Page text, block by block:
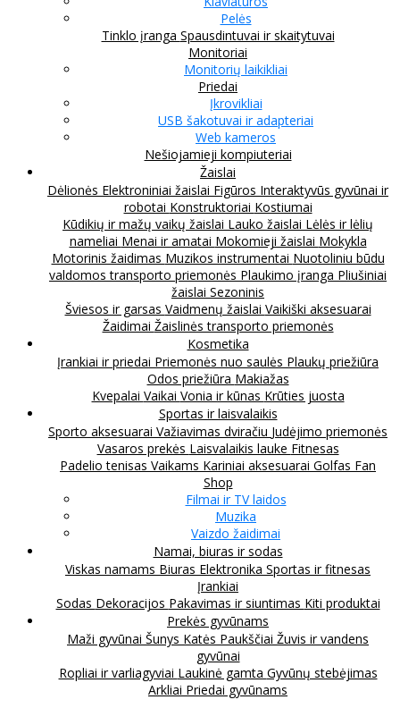
Pelės
Tinklo įranga Spausdintuvai ir skaitytuvai
Monitoriai
Monitorių laikikliai
Priedai
Įkrovikliai
USB šakotuvai ir adapteriai
Web kameros
Nešiojamieji kompiuteriai
Žaislai
Dėlionės Elektroniniai žaislai Figūros Interaktyvūs gyvūnai ir
robotai Konstruktoriai Kostiumai
Kūdikių ir mažų vaikų žaislai Lauko žaislai Lėlės ir lėlių
nameliai Menai ir amatai Mokomieji žaislai Mokykla
Motorinis žaidimas Muzikos instrumentai Nuotoliniu būdu
valdomos transporto priemonės Plaukimo įranga Pliušiniai
žaislai Sezoninis
Šviesos ir garsas Vaidmenų žaislai Vaikiški aksesuarai
Žaidimai Žaislinės transporto priemonės
Kosmetika
Įrankiai ir priedai Priemonės nuo saulės Plaukų priežiūra
Odos priežiūra Makiažas
Kvepalai Vaikai Vonia ir kūnas Krūties juosta
Sportas ir laisvalaikis
Sporto aksesuarai Važiavimas dviračiu Judėjimo priemonės
Vasaros prekės Laisvalaikis lauke Fitnesas
Padelio tenisas Vaikams Kariniai aksesuarai Golfas Fan
Shop
Filmai ir TV laidos
Muzika
Vaizdo žaidimai
Namai, biuras ir sodas
Viskas namams Biuras Elektronika Sportas ir fitnesas
Įrankiai
Sodas Dekoracijos Pakavimas ir siuntimas Kiti produktai
Prekės gyvūnams
Maži gyvūnai Šunys Katės Paukščiai Žuvis ir vandens
gyvūnai
Ropliai ir varliagyviai Laukinė gamta Gyvūnų stebėjimas
Arkliai Priedai gyvūnams